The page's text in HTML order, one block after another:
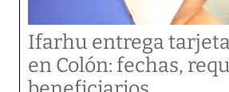
Ifarhu entrega
en Colón: fechas,